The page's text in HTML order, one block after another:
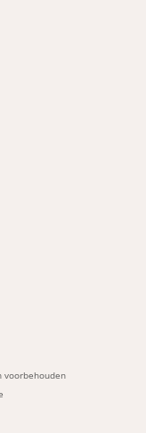
voorbehouden